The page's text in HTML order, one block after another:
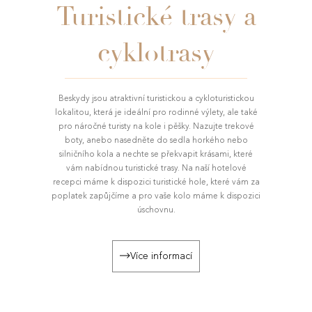
Turistické trasy a
cyklotrasy
Beskydy jsou atraktivní turistickou a cykloturistickou
lokalitou, která je ideální pro rodinné výlety, ale také
pro náročné turisty na kole i pěšky. Nazujte trekové
boty, anebo nasedněte do sedla horkého nebo
silničního kola a nechte se překvapit krásami, které
vám nabídnou turistické trasy. Na naší hotelové
recepci máme k dispozici turistické hole, které vám za
poplatek zapůjčíme a pro vaše kolo máme k dispozici
úschovnu.
Více informací